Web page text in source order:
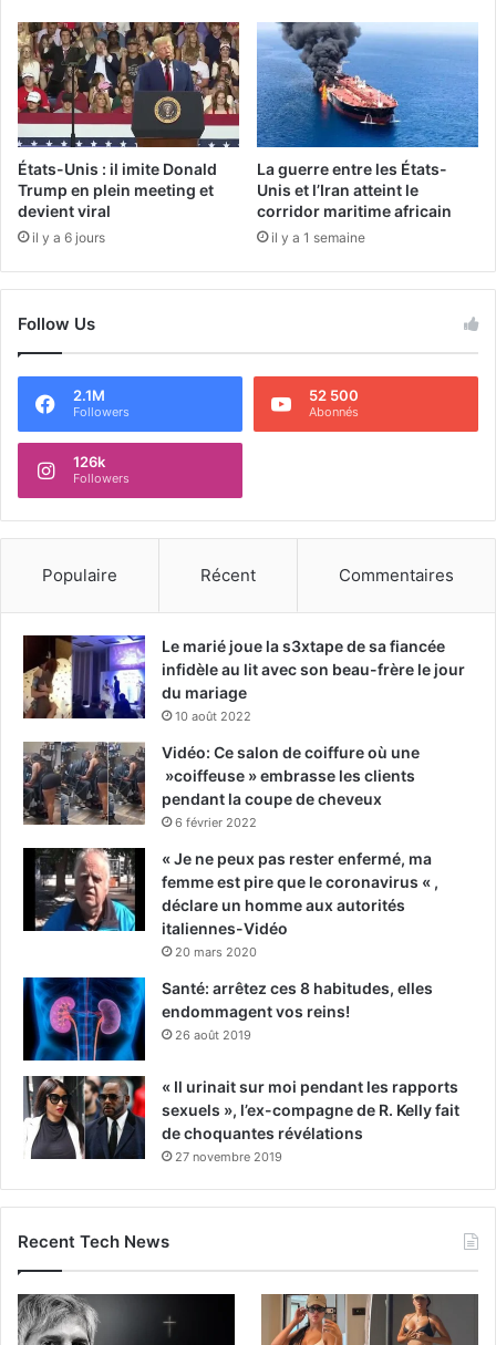
États-Unis : il imite Donald
Trump en plein meeting et
devient viral
il y a 6 jours
La guerre entre les États-
Unis et l’Iran atteint le
corridor maritime africain
il y a 1 semaine
Follow Us
2.1M
Followers
52 500
Abonnés
126k
Followers
Populaire Récent Commentaires
Le marié joue la s3xtape de sa fiancée
infidèle au lit avec son beau-frère le jour
du mariage
10 août 2022
Vidéo: Ce salon de coiffure où une
»coiffeuse » embrasse les clients
pendant la coupe de cheveux
6 février 2022
« Je ne peux pas rester enfermé, ma
femme est pire que le coronavirus « ,
déclare un homme aux autorités
italiennes-Vidéo
20 mars 2020
Santé: arrêtez ces 8 habitudes, elles
endommagent vos reins!
26 août 2019
« Il urinait sur moi pendant les rapports
sexuels », l’ex-compagne de R. Kelly fait
de choquantes révélations
27 novembre 2019
Recent Tech News